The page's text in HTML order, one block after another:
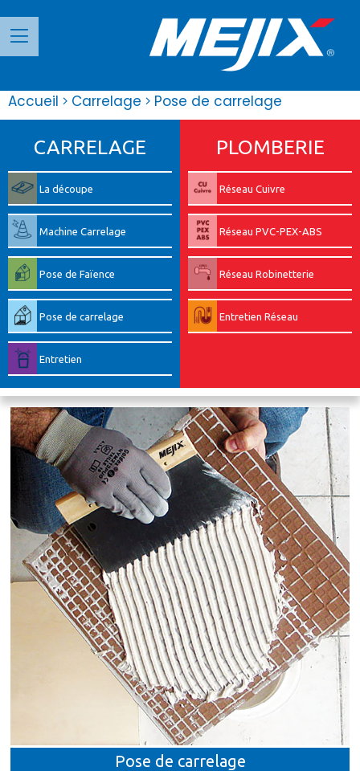
Accueil Carrelage Pose de carrelage
CARRELAGE
La découpe
Machine Carrelage
Pose de Faïence
Pose de carrelage
Entretien
PLOMBERIE
Réseau Cuivre
Réseau PVC-PEX-ABS
Réseau Robinetterie
Entretien Réseau
Pose de carrelage